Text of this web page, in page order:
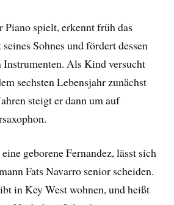
Piano spielt, erkennt früh das
Sohnes und fördert dessen
Als Kind versucht
sechsten Lebensjahr zunächst
steigt er dann um auf
geborene Fernandez, lässt sich
Fats Navarro senior scheiden.
in Key West wohnen, und heißt